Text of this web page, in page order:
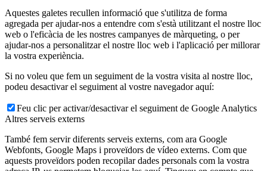
Aquestes galetes recullen informació que s'utilitza de forma
agregada per ajudar-nos a entendre com s'està utilitzant el nostre lloc
web o l'eficàcia de les nostres campanyes de màrqueting, o per
ajudar-nos a personalitzar el nostre lloc web i l'aplicació per millorar
la vostra experiència.
Si no voleu que fem un seguiment de la vostra visita al nostre lloc,
podeu desactivar el seguiment al vostre navegador aquí:
Feu clic per activar/desactivar el seguiment de Google Analytics
Altres serveis externs
També fem servir diferents serveis externs, com ara Google
Webfonts, Google Maps i proveïdors de vídeo externs. Com que
aquests proveïdors poden recopilar dades personals com la vostra